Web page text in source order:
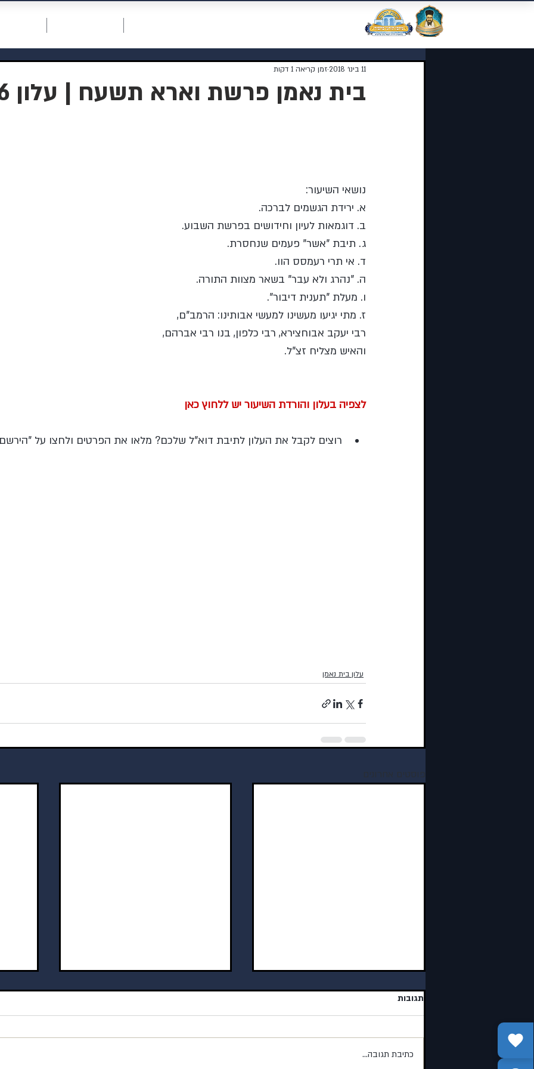
בית נאמן פרשת וארא תשעח | עלון 96
11 בינו׳ 2018 זמן קריאה 1 דקות
נושאי השיעור:
א. ירידת הגשמים לברכה.
ב. דוגמאות לעיון וחידושים בפרשת השבוע.
ג. תיבת "אשר" פעמים שנחסרת.
ד. אי תרי רעמסס הוו.
ה. "נהרג ולא עבר" בשאר מצוות התורה.
ו. מעלת "תענית דיבור".
ז. מתי יגיעו מעשינו למעשי אבותינו: הרמב"ם,
רבי יעקב אבוחצירא, רבי כלפון, בנו רבי אברהם,
והאיש מצליח זצ"ל.
לצפיה בעלון והורדת השיעור יש ללחוץ כאן
רוצים לקבל את העלון לתיבת דוא"ל שלכם? מלאו את הפרטים ולחצו על
עלון בית נאמן
תגובות
כתיבת תגובה...